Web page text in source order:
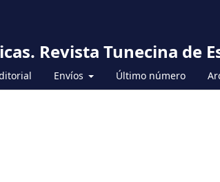
Revista Tunecina de
Envíos Último número